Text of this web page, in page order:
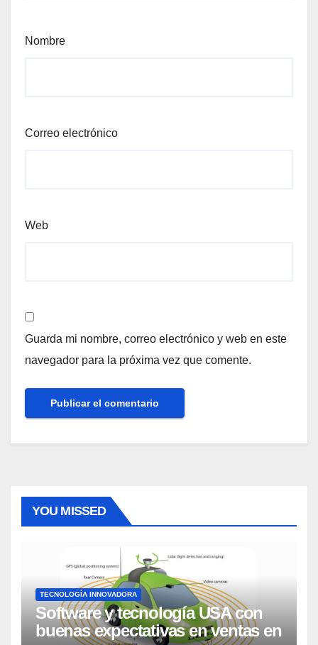
Nombre
Correo electrónico
Web
Guarda mi nombre, correo electrónico y web en este
navegador para la próxima vez que comente.
YOU MISSED
TECNOLOGÍA INNOVADORA
Software y tecnología USA con
buenas expectativas en ventas en